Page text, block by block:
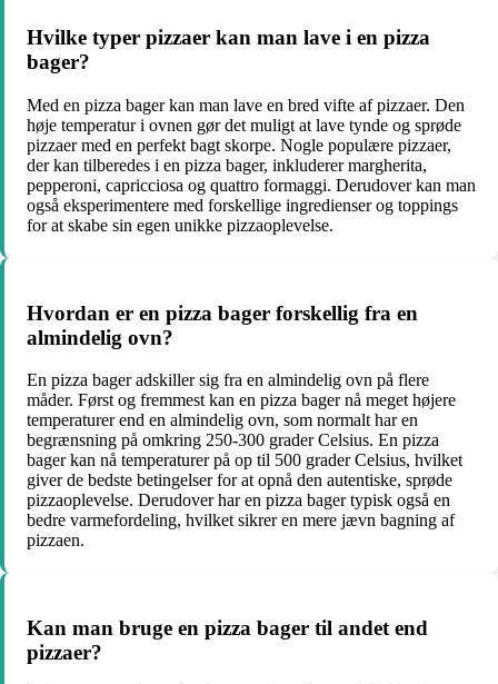
Hvilke typer pizzaer kan man lave i en pizza
bager?
Med en pizza bager kan man lave en bred vifte af pizzaer. Den
høje temperatur i ovnen gør det muligt at lave tynde og sprøde
pizzaer med en perfekt bagt skorpe. Nogle populære pizzaer,
der kan tilberedes i en pizza bager, inkluderer margherita,
pepperoni, capricciosa og quattro formaggi. Derudover kan man
også eksperimentere med forskellige ingredienser og toppings
for at skabe sin egen unikke pizzaoplevelse.
Hvordan er en pizza bager forskellig fra en
almindelig ovn?
En pizza bager adskiller sig fra en almindelig ovn på flere
måder. Først og fremmest kan en pizza bager nå meget højere
temperaturer end en almindelig ovn, som normalt har en
begrænsning på omkring 250-300 grader Celsius. En pizza
bager kan nå temperaturer på op til 500 grader Celsius, hvilket
giver de bedste betingelser for at opnå den autentiske, sprøde
pizzaoplevelse. Derudover har en pizza bager typisk også en
bedre varmefordeling, hvilket sikrer en mere jævn bagning af
pizzaen.
Kan man bruge en pizza bager til andet end
pizzaer?